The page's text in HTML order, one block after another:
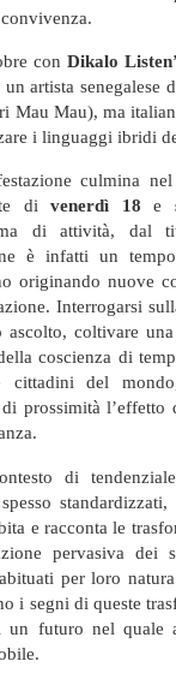
con Dikalo
artista senegalese
Mau Mau), ma
i linguaggi ibridi
culmina
divenerdì 18e
di attività, dal
è infatti un
originando nuove
Interrogarsi
ascolto, coltivare
coscienza di
cittadini del
prossimità l’effetto
di
e racconta le
pervasiva
per loro
i segni di queste
un futuro nel quale